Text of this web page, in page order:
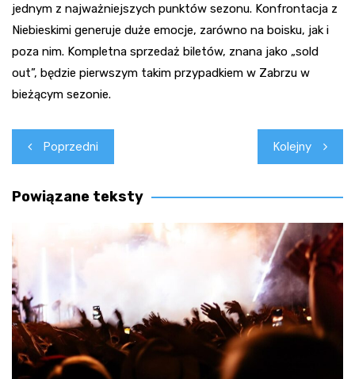
jednym z najważniejszych punktów sezonu. Konfrontacja z
Niebieskimi generuje duże emocje, zarówno na boisku, jak i
poza nim. Kompletna sprzedaż biletów, znana jako „sold
out”, będzie pierwszym takim przypadkiem w Zabrzu w
bieżącym sezonie.
Nawigacja
wpisu
Poprzedni Kolejny
Powiązane teksty